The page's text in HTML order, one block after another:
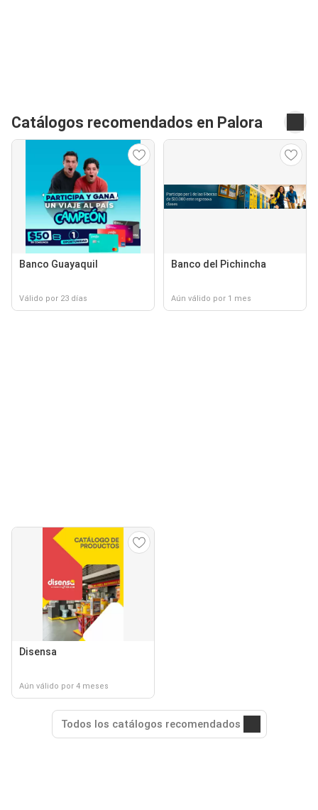
Catálogos recomendados en Palora
Banco Guayaquil
Válido por 23 días
Banco del Pichincha
Aún válido por 1 mes
Disensa
Aún válido por 4 meses
Todos los catálogos recomendados